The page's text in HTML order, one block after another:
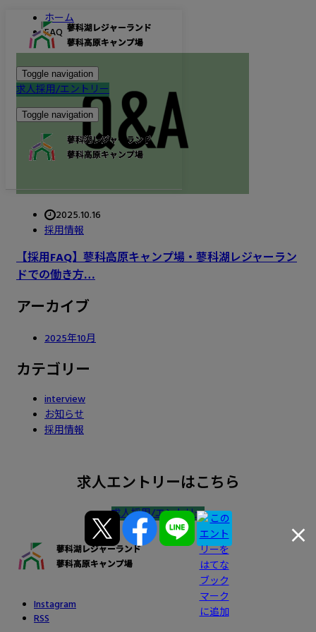
Toggle navigation
求人採用/エントリー
Toggle navigation
ホーム
FAQ
2025.10.16
採用情報
【採用FAQ】蓼科高原キャンプ場・蓼科湖レジャーラン
ドでの働き方…
アーカイブ
2025年10月
カテゴリー
interview
お知らせ
採用情報
求人エントリーはこちら
求人採用/エントリー
Instagram
RSS